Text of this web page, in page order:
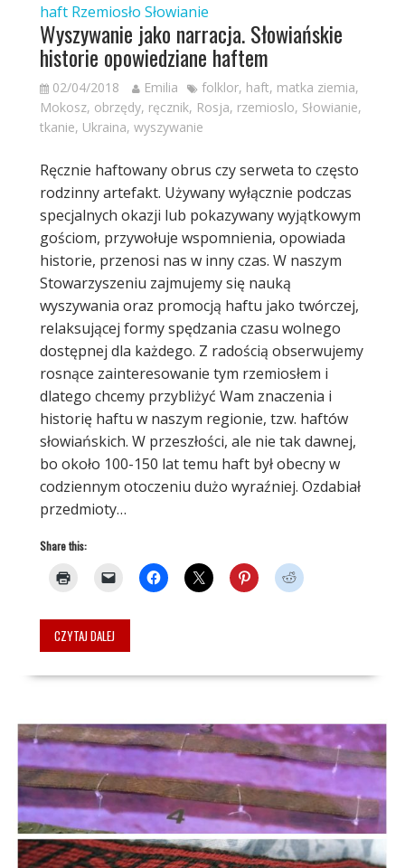
haft Rzemiosło Słowianie
Wyszywanie jako narracja. Słowiańskie
historie opowiedziane haftem
02/04/2018 Emilia folklor, haft, matka ziemia,
Mokosz, obrzędy, ręcznik, Rosja, rzemioslo, Słowianie,
tkanie, Ukraina, wyszywanie
Ręcznie haftowany obrus czy serweta to często
rodzinny artefakt. Używany wyłącznie podczas
specjalnych okazji lub pokazywany wyjątkowym
gościom, przywołuje wspomnienia, opowiada
historie, przenosi nas w inny czas. W naszym
Stowarzyszeniu zajmujemy się nauką
wyszywania oraz promocją haftu jako twórczej,
relaksującej formy spędzania czasu wolnego
dostępnej dla każdego. Z radością obserwujemy
rosnące zainteresowanie tym rzemiosłem i
dlatego chcemy przybliżyć Wam znaczenia i
historię haftu w naszym regionie, tzw. haftów
słowiańskich. W przeszłości, ale nie tak dawnej,
bo około 100-150 lat temu haft był obecny w
codziennym otoczeniu dużo wyraźniej. Ozdabiał
przedmioty…
Share this:
CZYTAJ DALEJ